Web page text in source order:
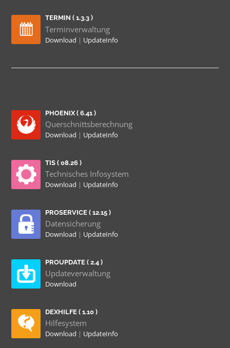
TERMIN ( 1.3.3 )
Terminverwaltung
Download | UpdateInfo
PHOENIX ( 6.41 )
Querschnittsberechnung
Download | UpdateInfo
TIS ( 08.26 )
Technisches Infosystem
Download | UpdateInfo
PROSERVICE ( 12.15 )
Datensicherung
Download | UpdateInfo
PROUPDATE ( 2.4 )
Updateverwaltung
Download
DEXHILFE ( 1.10 )
Hilfesystem
Download | UpdateInfo